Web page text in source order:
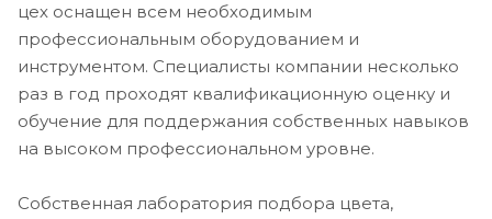
цех оснащен всем необходимым
профессиональным оборудованием и
инструментом. Специалисты компании несколько
раз в год проходят квалификационную оценку и
обучение для поддержания собственных навыков
на высоком профессиональном уровне.
Собственная лаборатория подбора цвета,